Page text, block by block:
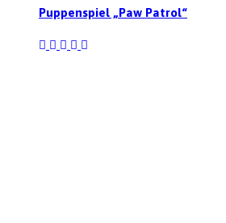
Puppenspiel „Paw Patrol“